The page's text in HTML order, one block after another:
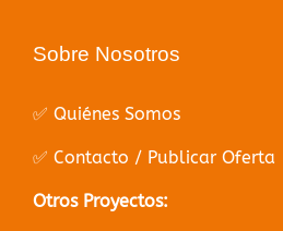
Sobre Nosotros
✅ Quiénes Somos
✅ Contacto / Publicar Oferta
Otros Proyectos: